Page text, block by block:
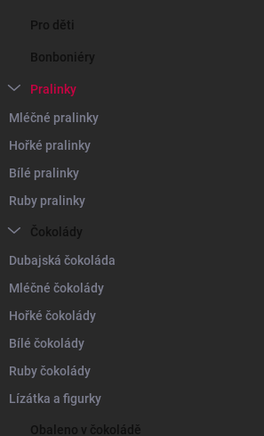
Pro děti
Bonboniéry
Pralinky
Mléčné pralinky
Hořké pralinky
Bílé pralinky
Ruby pralinky
Čokolády
Dubajská čokoláda
Mléčné čokolády
Hořké čokolády
Bílé čokolády
Ruby čokolády
Lízátka a figurky
Obaleno v čokoládě